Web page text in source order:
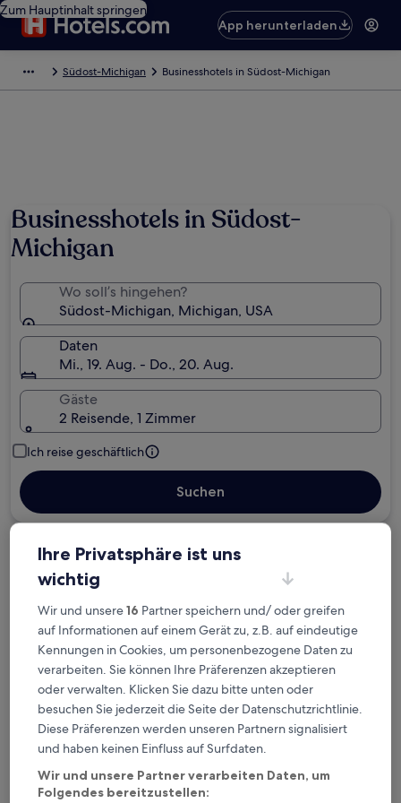
Zum Hauptinhalt springen
App herunterladen
Südost-Michigan Businesshotels in Südost-Michigan
Businesshotels in Südost-
Michigan
Wo soll’s hingehen?
Südost-Michigan, Michigan, USA
Daten
Mi., 19. Aug. - Do., 20. Aug.
Gäste
2 Reisende, 1 Zimmer
Ich reise geschäftlich
Suchen
Kostenlose Stornierung bei
Planänderungen
Verdiene Prämien für jede
wahrgenommene Übernachtung
Mehr sparen mit Preisen für Mitglieder
Überprüfe die Preise für diese Daten
Ihre Privatsphäre ist uns
wichtig
Wir und unsere16 Partner speichern und/ oder greifen
auf Informationen auf einem Gerät zu, z.B. auf eindeutige
Kennungen in Cookies, um personenbezogene Daten zu
verarbeiten. Sie können Ihre Präferenzen akzeptieren
oder verwalten. Klicken Sie dazu bitte unten oder
besuchen Sie jederzeit die Seite der Datenschutzrichtlinie.
Diese Präferenzen werden unseren Partnern signalisiert
und haben keinen Einfluss auf Surfdaten.
Wir und unsere Partner verarbeiten Daten, um
Folgendes bereitzustellen: